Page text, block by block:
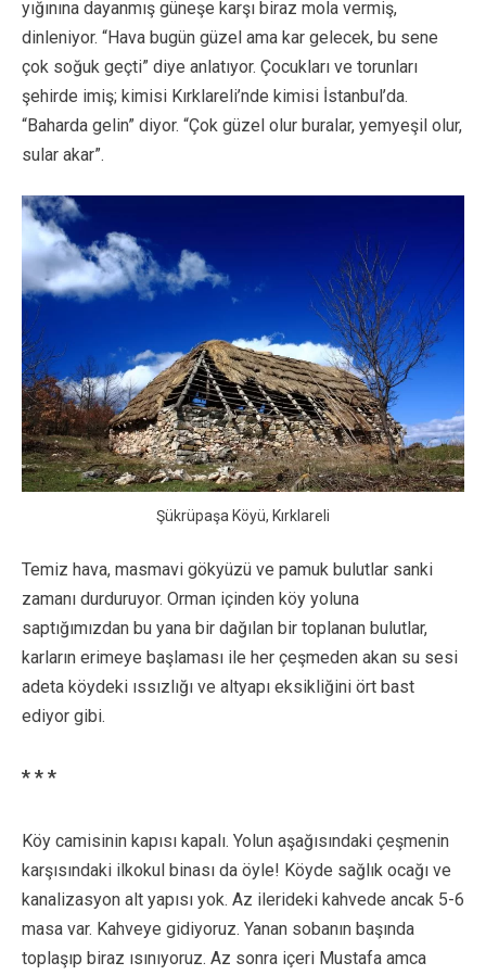
yığınına dayanmış güneşe karşı biraz mola vermiş,
dinleniyor. “Hava bugün güzel ama kar gelecek, bu sene
çok soğuk geçti” diye anlatıyor. Çocukları ve torunları
şehirde imiş; kimisi Kırklareli’nde kimisi İstanbul’da.
“Baharda gelin” diyor. “Çok güzel olur buralar, yemyeşil olur,
sular akar”.
Şükrüpaşa Köyü, Kırklareli
Temiz hava, masmavi gökyüzü ve pamuk bulutlar sanki
zamanı durduruyor. Orman içinden köy yoluna
saptığımızdan bu yana bir dağılan bir toplanan bulutlar,
karların erimeye başlaması ile her çeşmeden akan su sesi
adeta köydeki ıssızlığı ve altyapı eksikliğini ört bast
ediyor gibi.
* * *
Köy camisinin kapısı kapalı. Yolun aşağısındaki çeşmenin
karşısındaki ilkokul binası da öyle! Köyde sağlık ocağı ve
kanalizasyon alt yapısı yok. Az ilerideki kahvede ancak 5-6
masa var. Kahveye gidiyoruz. Yanan sobanın başında
toplaşıp biraz ısınıyoruz. Az sonra içeri Mustafa amca